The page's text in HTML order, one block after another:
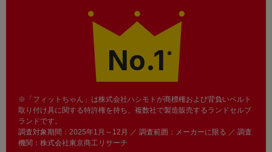
No.1 ※
※「フィットちゃん」は株式会社ハシモトが商標権および背負いベルト
取り付け具に関する特許権を持ち、複数社で製造販売するランドセルブ
ランドです。
調査対象期間：2025年1月～12月 ／ 調査範囲：メーカーに限る ／ 調査
機関：株式会社東京商工リサーチ